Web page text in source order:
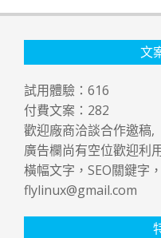
文
試用體驗： 616
付費文案： 282
歡迎廠商洽談合作邀稿,
廣告欄尚有空位歡迎利
橫幅文字，SEO關鍵字
flylinux@gmail.com